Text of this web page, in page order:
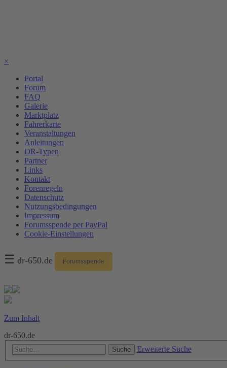
×
Portal
Forum
FAQ
Galerie
Marktplatz
Fahrerkarte
Veranstaltungen
Anleitungen
DR-Typen
Partner
Links
Kontakt
Forenregeln
Datenschutz
Nutzungsbedingungen
Impressum
Forumsspende per PayPal
Cookie-Einstellungen
☰ dr-650.de Forumsspende
Zum Inhalt
dr-650.de
Suche Erweiterte Suche